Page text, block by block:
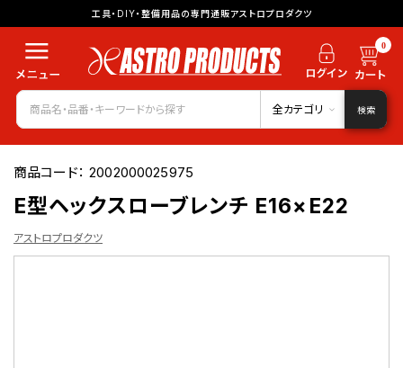
工具・DIY・整備用品の専門通販アストロプロダクツ
0
全カテゴリ 検索
商品コード：2002000025975
E型ヘックスローブレンチ E16×E22
アストロプロダクツ